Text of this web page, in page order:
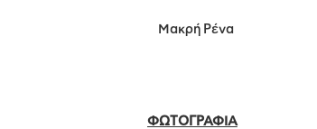
Μακρή Ρένα
ΦΩΤΟΓΡΑΦΙΑ